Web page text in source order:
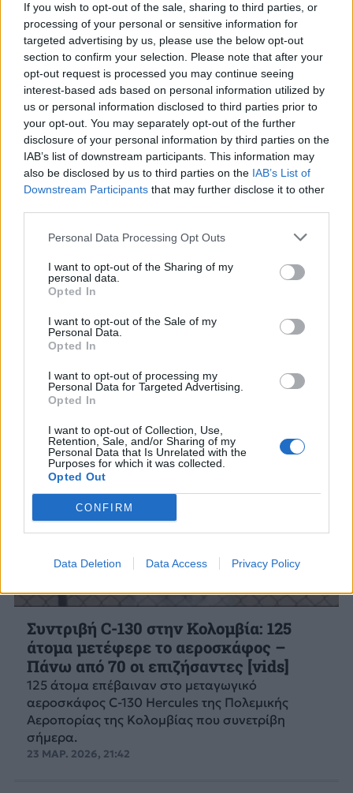
If you wish to opt-out of the sale, sharing to third parties, or
processing of your personal or sensitive information for
targeted advertising by us, please use the below opt-out
section to confirm your selection. Please note that after your
opt-out request is processed you may continue seeing
interest-based ads based on personal information utilized by
us or personal information disclosed to third parties prior to
your opt-out. You may separately opt-out of the further
disclosure of your personal information by third parties on the
IAB’s list of downstream participants. This information may
also be disclosed by us to third parties on the IAB’s List of
Downstream Participants that may further disclose it to other
Personal Data Processing Opt Outs
I want to opt-out of the Sharing of my
personal data.
Opted In
I want to opt-out of the Sale of my
Personal Data.
Opted In
I want to opt-out of processing my
Personal Data for Targeted Advertising.
Opted In
I want to opt-out of Collection, Use,
Retention, Sale, and/or Sharing of my
Personal Data that Is Unrelated with the
Purposes for which it was collected.
Opted Out
CONFIRM
Data Deletion Data Access Privacy Policy
Συντριβή C-130 στην Κολομβία: Στους
66 οι νεκροί – 58 μέλη του στρατού, 6
Η συντριβή του αεροσκάφους C-
130 Hercules έγινε περί τις 10:00 (τοπική ώρα·
απογείωσή του από το Πουέρτο...
24 ΜΑΡ. 2026, 08:29
Συντριβή C-130 στην Κολομβία: 125
άτομα μετέφερε το αεροσκάφος –
Πάνω από 70 οι επιζήσαντες [vids]
125 άτομα επέβαιναν στο μεταγωγικό
αεροσκάφος C-130 Hercules της Πολεμικής
Αεροπορίας της Κολομβίας που συνετρίβη
σήμερα.
23 ΜΑΡ. 2026, 21:42